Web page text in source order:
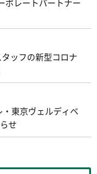
ポレートパートナー
ッフの新型コロナ
東京ヴェルディベ
せ